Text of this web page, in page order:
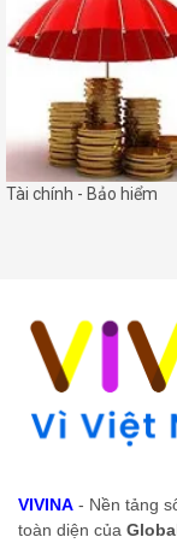
Tài chính - Bảo hiểm
VIVINA - Nền tảng
toàn diện của